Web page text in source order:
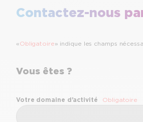
Contactez-nous
«Obligatoire» indique les champs
Vous êtes ?
Votre domaine d'activité Obligatoire